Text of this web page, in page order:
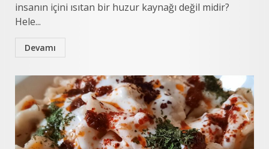
insanın içini ısıtan bir huzur kaynağı değil midir?
Hele...
Devamı